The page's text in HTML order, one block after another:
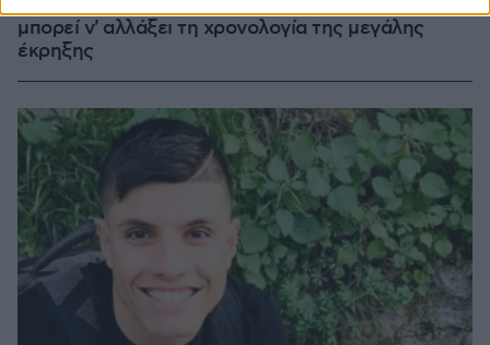
μπορεί ν' αλλάξει τη χρονολογία της μεγάλης
έκρηξης